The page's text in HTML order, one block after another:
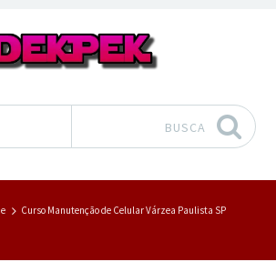
BUSCA
Curso Manutenção de Celular Várzea Paulista SP